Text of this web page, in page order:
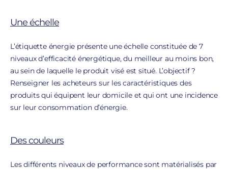
Une échelle
L’étiquette énergie présente une échelle constituée de 7
niveaux d’efficacité énergétique, du meilleur au moins bon,
au sein de laquelle le produit visé est situé. L’objectif ?
Renseigner les acheteurs sur les caractéristiques des
produits qui équipent leur domicile et qui ont une incidence
sur leur consommation d’énergie.
Des couleurs
Les différents niveaux de performance sont matérialisés par